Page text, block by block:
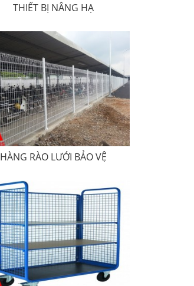
THIẾT BỊ NÂNG HẠ
HÀNG RÀO LƯỚI BẢO VỆ